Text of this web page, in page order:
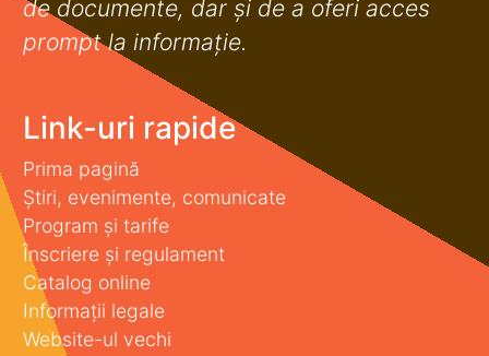
de documente, dar şi de a oferi acces
prompt la informaţie.
Link-uri rapide
Prima pagină
Știri, evenimente, comunicate
Program și tarife
Înscriere și regulament
Catalog online
Informații legale
Website-ul vechi